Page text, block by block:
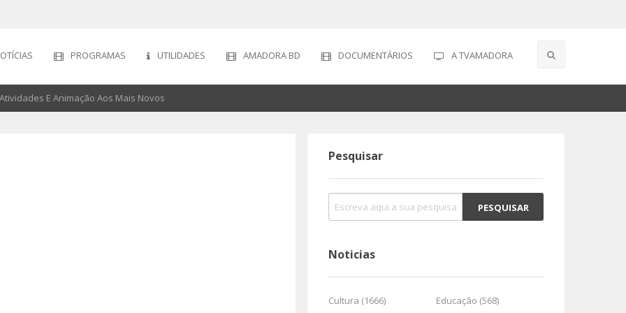
PROGRAMAS UTILIDADES AMADORA BD DOCUMENTÁRIOS A TVAMADORA
E Animação Aos Mais Novos
Pesquisar
Noticias
Cultura (1666)
Educação (568)